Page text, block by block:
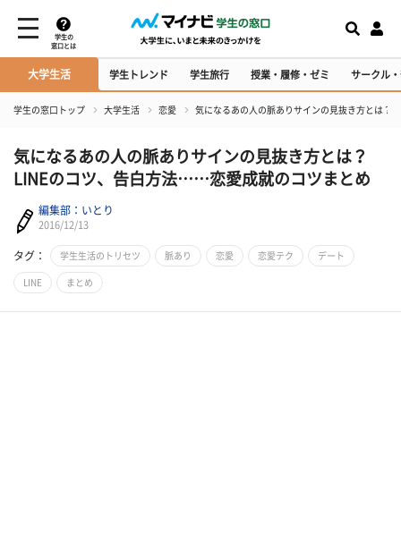
学生の
窓口とは
大学生活 学生トレンド 学生旅行 授業・履修・ゼミ サークル
学生の窓口トップ 大学生活 恋愛 気になるあの人の脈ありサインの見抜き方とは？
気になるあの人の脈ありサインの見抜き方とは？
LINEのコツ、告白方法……恋愛成就のコツまとめ
編集部：いとり
2016/12/13
タグ： 学生生活のトリセツ 脈あり 恋愛 恋愛テク デート
LINE まとめ